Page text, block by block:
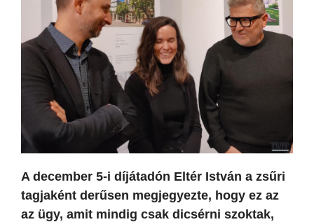
A december 5-i díjátadón Eltér István a zsűri
tagjaként derűsen megjegyezte, hogy ez az
az ügy, amit mindig csak dicsérni szoktak,